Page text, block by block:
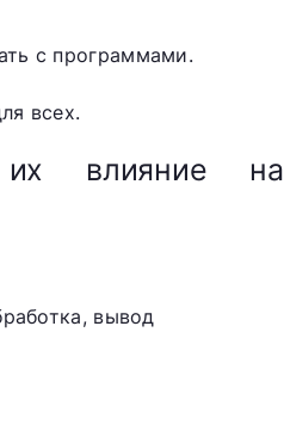
с программами.
всех.
их влияние на
вывод